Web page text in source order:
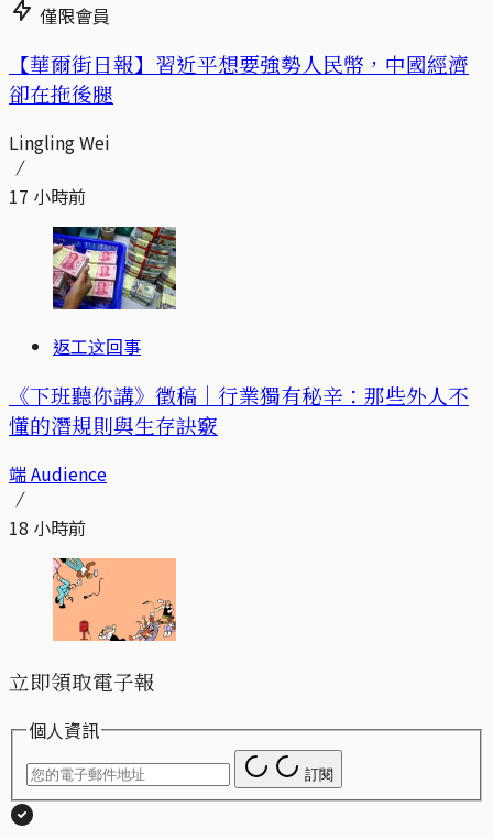
僅限會員
【華爾街日報】習近平想要強勢人民幣，中國經濟
卻在拖後腿
Lingling Wei
17 小時前
返工这回事
《下班聽你講》徵稿｜行業獨有秘辛：那些外人不
懂的潛規則與生存訣竅
端 Audience
18 小時前
立即領取電子報
個人資訊
訂閱